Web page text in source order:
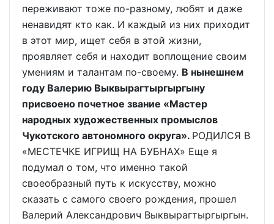
переживают тоже по-разному, любят и даже
ненавидят кто как. И каждый из них приходит
в этот мир, ищет себя в этой жизни,
проявляет себя и находит воплощение своим
умениям и талантам по-своему. В нынешнем
году Валерию Выквырагтыргыргыну
присвоено почетное звание «Мастер
народных художественных промыслов
Чукотского автономного округа». РОДИЛСЯ В
«МЕСТЕЧКЕ ИГРИЩ НА БУБНАХ» Еще я
подумал о том, что именно такой
своеобразный путь к искусству, можно
сказать с самого своего рождения, прошел
Валерий Александрович Выквырагтыргыргын.